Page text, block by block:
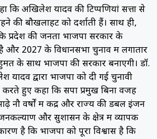
कि अखिलेश यादव की टिप्पणियां सत्ता से
की बौखलाहट को दर्शाती हैं। साथ ही,
प्रदेश की जनता भाजपा सरकार के
और 2027 के विधानसभा चुनाव में लगातार
के साथ भाजपा की सरकार बनाएगी। डॉ.
यादव द्वारा भाजपा को दी गई चुनावी
करते हुए कहा कि सपा प्रमुख बिना वजह
नौ वर्षों में केंद्र और राज्य की डबल इंजन
और सुशासन के क्षेत्र में व्यापक
है कि भाजपा को पूरा विश्वास है कि